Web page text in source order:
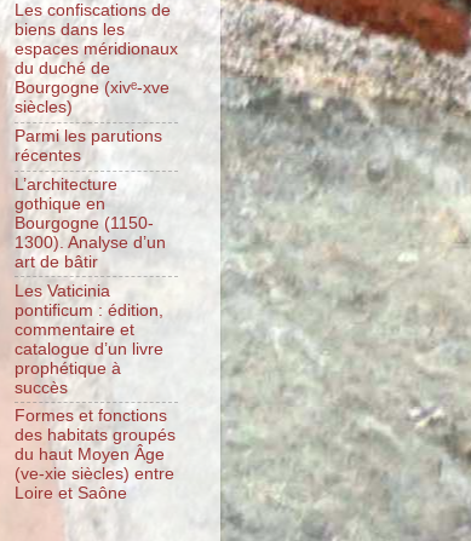
Les confiscations de
biens dans les
espaces méridionaux
du duché de
Bourgogne (xivᵉ-xve
siècles)
Parmi les parutions
récentes
L’architecture
gothique en
Bourgogne (1150-
1300). Analyse d’un
art de bâtir
Les Vaticinia
pontificum : édition,
commentaire et
catalogue d’un livre
prophétique à
succès
Formes et fonctions
des habitats groupés
du haut Moyen Âge
(ve-xie siècles) entre
Loire et Saône